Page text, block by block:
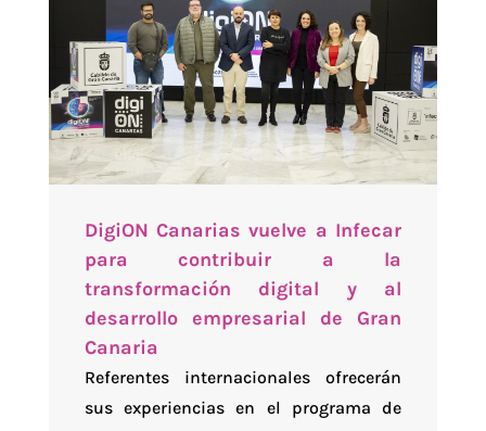
DigiON Canarias vuelve a Infecar
para contribuir a la
transformación digital y al
desarrollo empresarial de Gran
Canaria
Referentes internacionales ofrecerán
sus experiencias en el programa de